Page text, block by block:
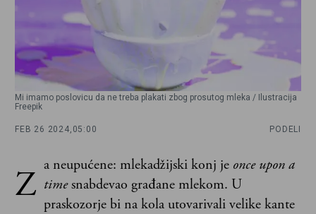
Mi imamo poslovicu da ne treba plakati zbog prosutog mleka / Ilustracija
Freepik
FEB 26 2024, 05:00 PODELI
Z a neupućene: mlekadžijski konj je once upon a
timesnabdevao građane mlekom. U
praskozorje bi na kola utovarivali velike kante